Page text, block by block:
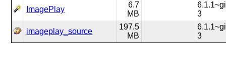
ImagePlay
6.7
MB
3
imageplay_source
197.5
MB
3